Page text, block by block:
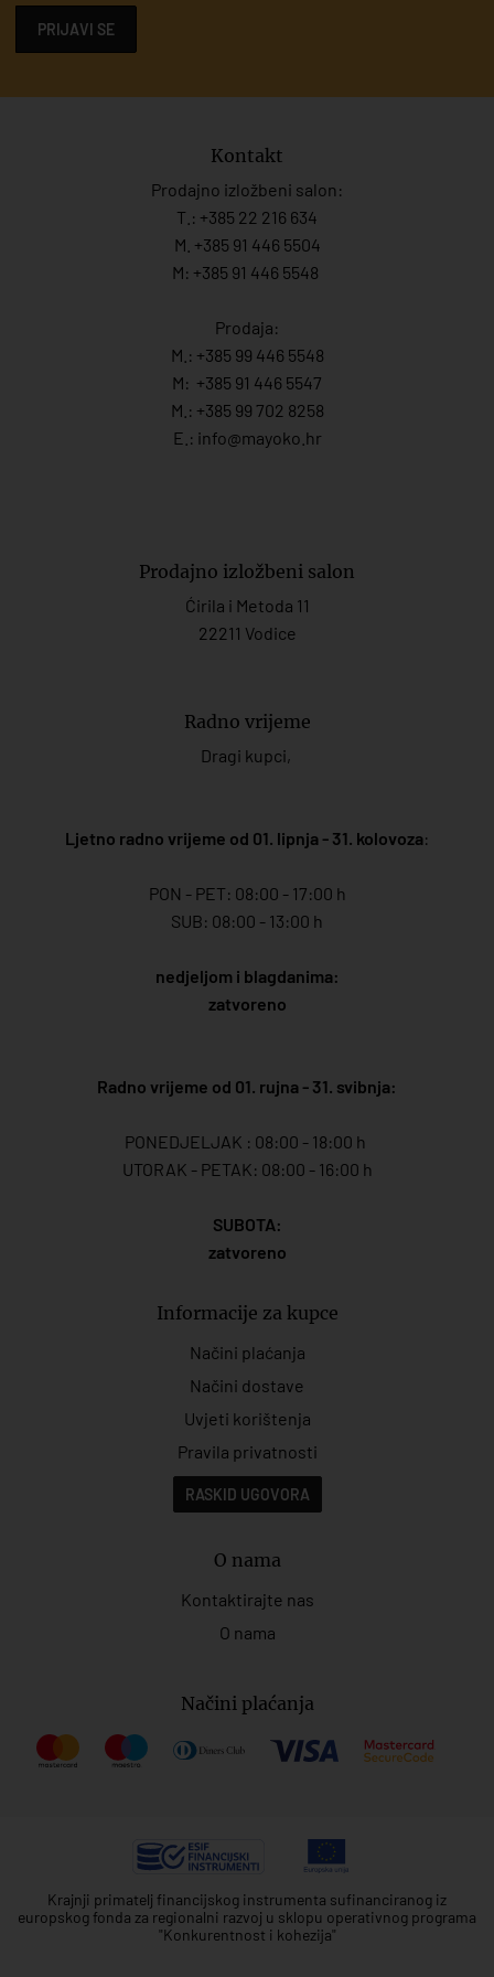
PRIJAVI SE
Kontakt
Prodajno izložbeni salon:
T.: +385 22 216 634
M. +385 91 446 5504
M: +385 91 446 5548
Prodaja:
M.: +385 99 446 5548
M: +385 91 446 5547
M.: +385 99 702 8258
E.: info@mayoko. hr
Prodajno izložbeni salon
Ćirila i Metoda 11
22211 Vodice
Radno vrijeme
Dragi kupci,
Ljetno radno vrijeme od 01. lipnja - 31. kolovoza:
PON - PET: 08:00 - 17:00 h
SUB: 08:00 - 13:00 h
nedjeljom i blagdanima:
zatvoreno
Radno vrijeme od 01. rujna - 31. svibnja:
PONEDJELJAK : 08:00 - 18:00 h
UTORAK - PETAK: 08:00 - 16:00 h
SUBOTA:
zatvoreno
Informacije za kupce
Načini plaćanja
Načini dostave
Uvjeti korištenja
Pravila privatnosti
RASKID UGOVORA
O nama
Kontaktirajte nas
O nama
Načini plaćanja
Krajnji primatelj financijskog instrumenta sufinanciranog iz
europskog fonda za regionalni razvoj u sklopu operativnog programa
"Konkurentnost i kohezija"